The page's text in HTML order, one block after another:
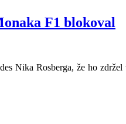
F1 blokoval
Nika Rosberga, že ho